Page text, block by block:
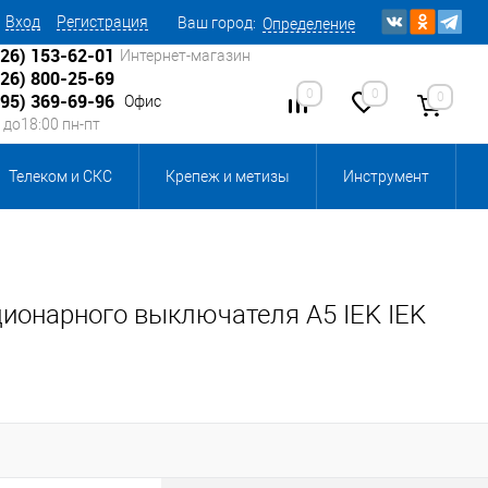
Вход Регистрация Ваш город: Определение
153-62-01 Интернет-магазин
800-25-69
369-69-96 Офис
до18:00 пн-пт
0 0 0
Телеком и СКС Крепеж и метизы Инструмент
и комплектующие, бытовая химия
выключателя A5 IEK IEK